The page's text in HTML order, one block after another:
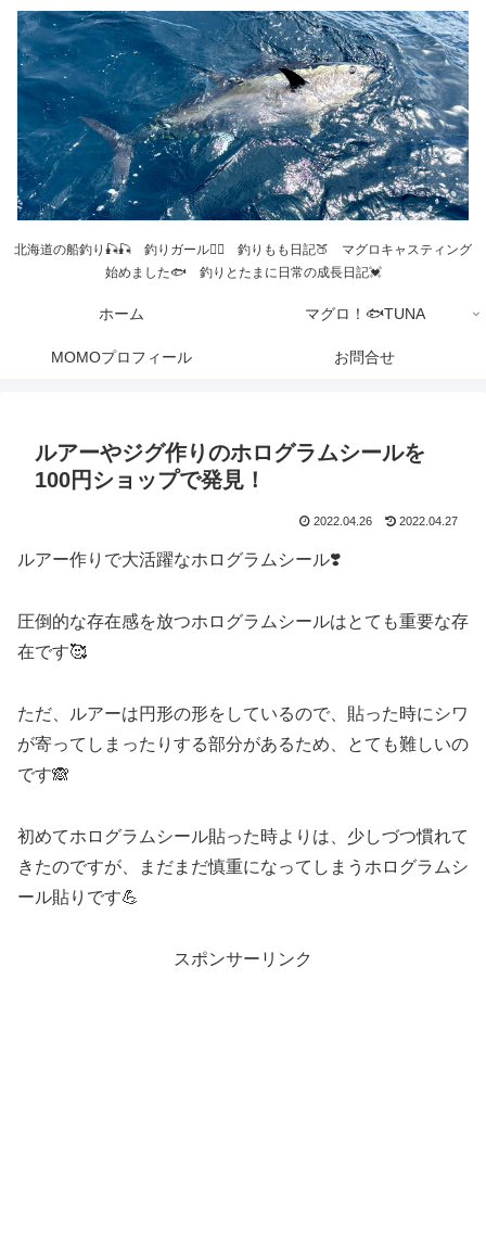
北海道の船釣り🎣🎣 釣りガール💁‍♀️ 釣りもも日記🍑 マグロキャスティング
始めました🐟 釣りとたまに日常の成長日記💓
ホーム マグロ！🐟TUNA
MOMOプロフィール お問合せ
ルアーやジグ作りのホログラムシールを
100円ショップで発見！
2022.04.26 2022.04.27
ルアー作りで大活躍なホログラムシール❣️
圧倒的な存在感を放つホログラムシールはとても重要な存
在です🥰
ただ、ルアーは円形の形をしているので、貼った時にシワ
が寄ってしまったりする部分があるため、とても難しいの
です🙈
初めてホログラムシール貼った時よりは、少しづつ慣れて
きたのですが、まだまだ慎重になってしまうホログラムシ
ール貼りです💪
スポンサーリンク